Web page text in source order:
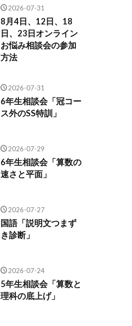
2026-07-31
8月4日、12日、18
日、23日オンライン
お悩み相談会の参加
方法
2026-07-31
6年生相談会「冠コー
ス外のSS特訓」
2026-07-29
6年生相談会「算数の
速さと平面」
2026-07-27
国語「説明文つまず
き診断」
2026-07-24
5年生相談会「算数と
理科の底上げ」